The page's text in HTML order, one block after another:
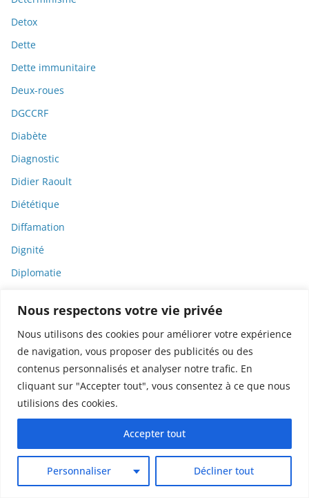
Nous respectons votre vie privée
Nous utilisons des cookies pour améliorer votre expérience
de navigation, vous proposer des publicités ou des
contenus personnalisés et analyser notre trafic. En
cliquant sur "Accepter tout", vous consentez à ce que nous
utilisions des cookies.
Personnaliser Décliner tout
Accepter tout
Detox
Dette
Dette immunitaire
Deux-roues
DGCCRF
Diabète
Diagnostic
Didier Raoult
Diététique
Diffamation
Dignité
Diplomatie
Dlct
Doctolib
Documentaire
DODGE
Donald Trump
Doxxing